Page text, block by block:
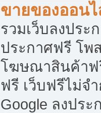
ขายของออน
รวมเว็บลงประ
ประกาศฟรี โพ
โฆษณาสินค้าฟ
ฟรี เว็บฟรีไม่จ
Google ลงปร